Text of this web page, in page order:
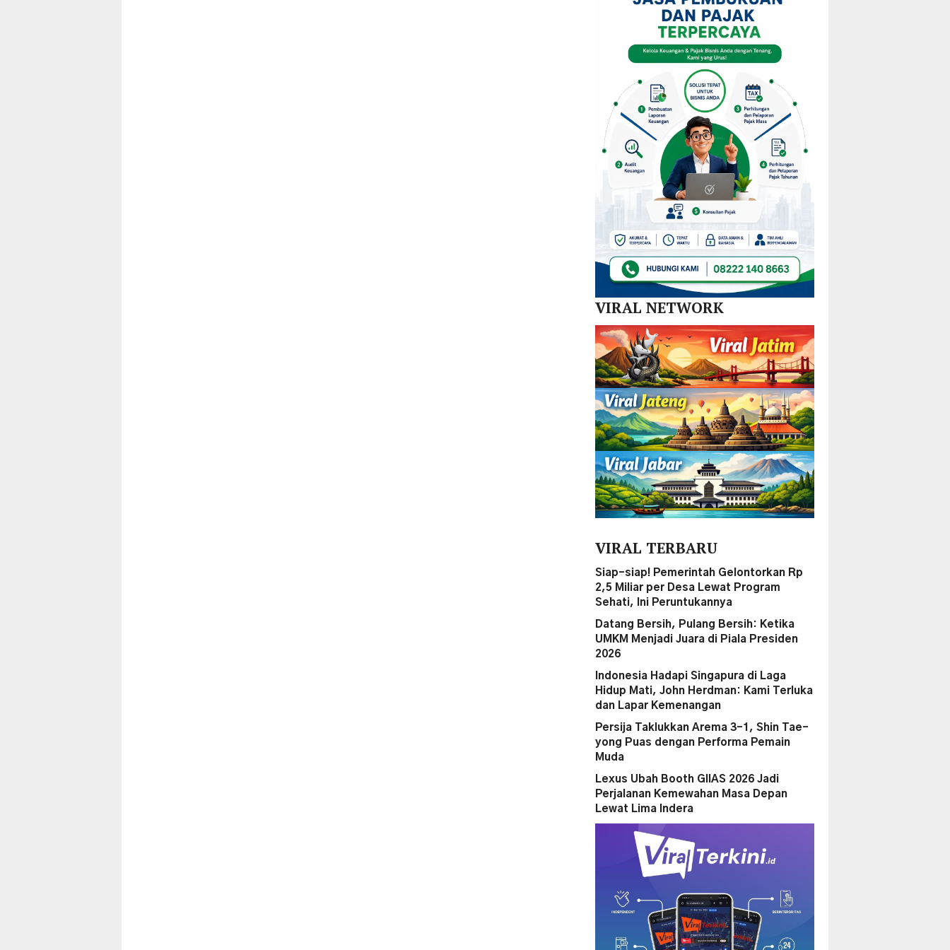
Kejurprov
Malut
Dalam
Akejira
Mulai
Redistribusi
Guru
di 10
Kecamatan
KPPD
Inovasi
Hilirisasi
Nikel
SPBE
VIRAL NETWORK
VIRAL TERBARU
Siap-siap! Pemerintah Gelontorkan Rp
2,5 Miliar per Desa Lewat Program
Sehati, Ini Peruntukannya
Datang Bersih, Pulang Bersih: Ketika
UMKM Menjadi Juara di Piala Presiden
2026
Indonesia Hadapi Singapura di Laga
Hidup Mati, John Herdman: Kami Terluka
dan Lapar Kemenangan
Persija Taklukkan Arema 3-1, Shin Tae-
yong Puas dengan Performa Pemain
Muda
Lexus Ubah Booth GIIAS 2026 Jadi
Perjalanan Kemewahan Masa Depan
Lewat Lima Indera